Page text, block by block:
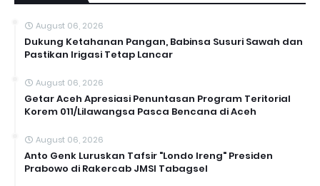
August 06, 2026
Dukung Ketahanan Pangan, Babinsa Susuri Sawah dan
Pastikan Irigasi Tetap Lancar
August 06, 2026
Getar Aceh Apresiasi Penuntasan Program Teritorial
Korem 011/Lilawangsa Pasca Bencana di Aceh ‎
August 06, 2026
Anto Genk Luruskan Tafsir "Londo Ireng" Presiden
Prabowo di Rakercab JMSI Tabagsel